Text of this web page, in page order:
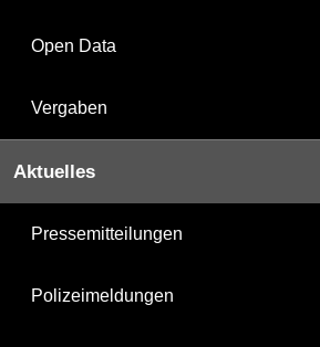
Open Data
Vergaben
Aktuelles
Pressemitteilungen
Polizeimeldungen